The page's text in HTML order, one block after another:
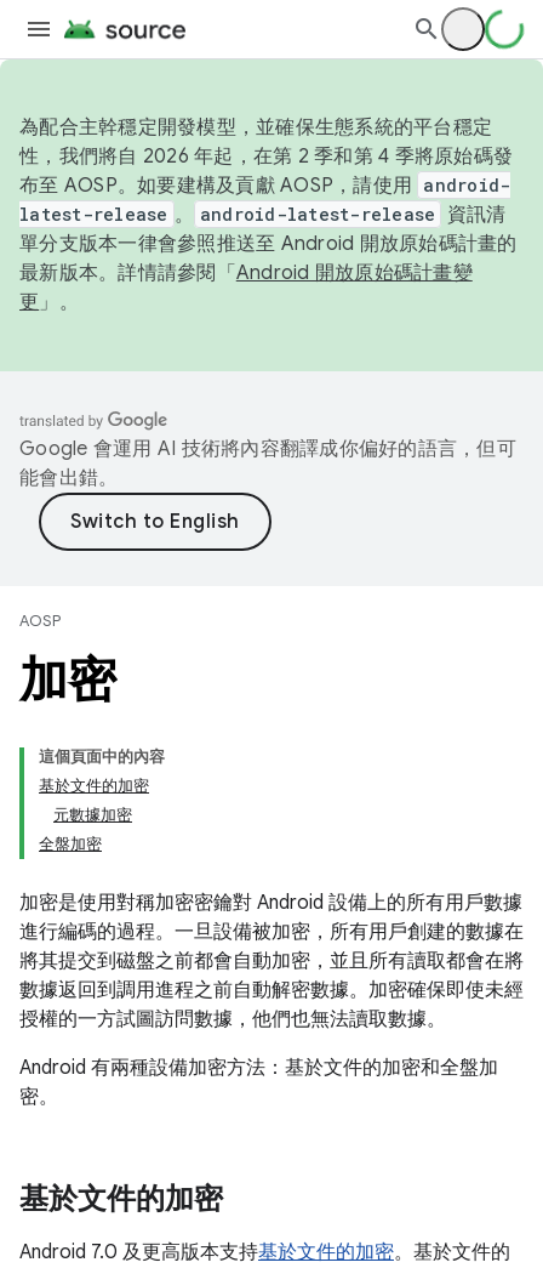
為配合主幹穩定開發模型，並確保生態系統的平台穩定
性，我們將自 2026 年起，在第 2 季和第 4 季將原始碼發
布至 AOSP。如要建構及貢獻 AOSP，請使用 android-
latest-release 。 android-latest-release
資訊清
單分支版本一律會參照推送至 Android 開放原始碼計畫的
最新版本。詳情請參閱「 Android 開放原始碼計畫變
更 」。
Google 會運用 AI 技術將內容翻譯成你偏好的語言，但可
能會出錯。
AOSP
加密
這個頁面中的內容
基於文件的加密
元數據加密
全盤加密
加密是使用對稱加密密鑰對 Android 設備上的所有用戶數據
進行編碼的過程。一旦設備被加密，所有用戶創建的數據在
將其提交到磁盤之前都會自動加密，並且所有讀取都會在將
數據返回到調用進程之前自動解密數據。加密確保即使未經
授權的一方試圖訪問數據，他們也無法讀取數據。
Android 有兩種設備加密方法：基於文件的加密和全盤加
密。
基於文件的加密
Android 7.0 及更高版本支持基於文件的加密。基於文件的